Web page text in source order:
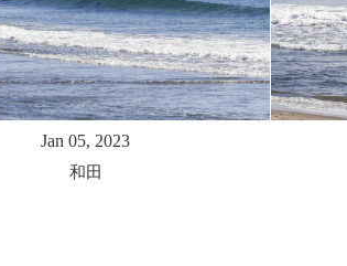
Jan 05, 2023
和田